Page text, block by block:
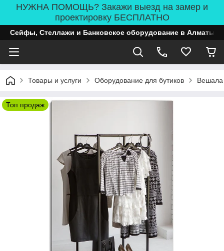
НУЖНА ПОМОЩЬ? Закажи выезд на замер и
проектировку БЕСПЛАТНО
Сейфы, Стеллажи и Банковское оборудование в Алматы
Товары и услуги Оборудование для бутиков
Топ продаж